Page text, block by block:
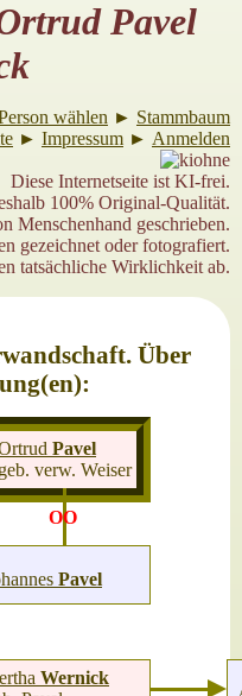
Pavel
wählen ► Stammbaum
► Impressum ► Anmelden
Diese Internetseite ist KI-frei.
100% Original-Qualität.
Menschenhand geschrieben.
gezeichnet oder fotografiert.
tatsächliche Wirklichkeit ab.
Über
Pavel
geb. verw. Weiser
OO
Pavel
Wernick